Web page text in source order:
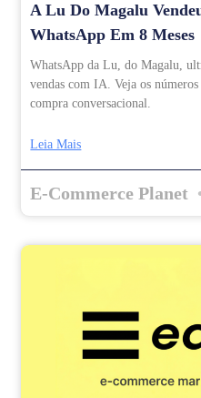
A Lu Do Magalu
WhatsApp Em 8 Meses
WhatsApp da Lu, do Magalu,
vendas com IA. Veja os
compra conversacional.
Leia Mais
E-Commerce Planet